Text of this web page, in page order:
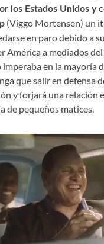
los Estados Unidos y
(Viggo Mortensen) un
en paro debido a
América a mediados
en la mayoría
que salir en defensa
y forjará una relación
de pequeños matices.